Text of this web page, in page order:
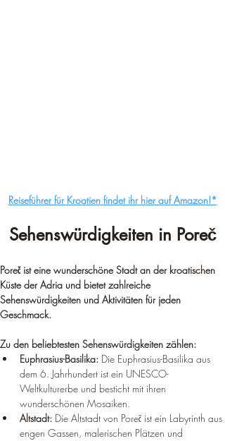
Reiseführer für Kroatien findet ihr hier auf Amazon!*
Sehenswürdigkeiten in Poreč
Poreč ist eine wunderschöne Stadt an der kroatischen
Küste der Adria und bietet zahlreiche
Sehenswürdigkeiten und Aktivitäten für jeden
Geschmack.
Zu den beliebtesten Sehenswürdigkeiten zählen:
Euphrasius-Basilika: Die Euphrasius-Basilika aus
dem 6. Jahrhundert ist ein UNESCO-
Weltkulturerbe und besticht mit ihren
wunderschönen Mosaiken.
Altstadt: Die Altstadt von Poreč ist ein Labyrinth aus
engen Gassen, malerischen Plätzen und